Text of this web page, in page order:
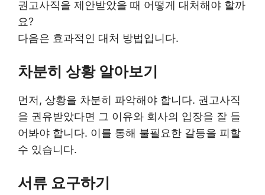
권고사직을 제안받았을 때 어떻게 대처해야 할까
요?
다음은 효과적인 대처 방법입니다.
차분히 상황 알아보기
먼저, 상황을 차분히 파악해야 합니다. 권고사직
을 권유받았다면 그 이유와 회사의 입장을 잘 들
어봐야 합니다. 이를 통해 불필요한 갈등을 피할
수 있습니다.
서류 요구하기